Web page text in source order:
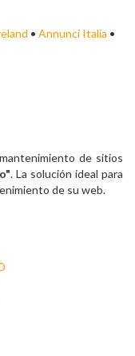
• Annunci Italia •
de sitios
. La solución ideal para
de su web.